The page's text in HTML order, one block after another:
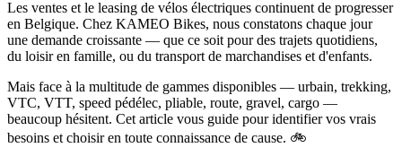
Les ventes et le leasing de vélos électriques continuent de progresser
en Belgique. Chez KAMEO Bikes, nous constatons chaque jour
une demande croissante — que ce soit pour des trajets quotidiens,
du loisir en famille, ou du transport de marchandises et d'enfants.
Mais face à la multitude de gammes disponibles — urbain, trekking,
VTC, VTT, speed pédélec, pliable, route, gravel, cargo —
beaucoup hésitent. Cet article vous guide pour identifier vos vrais
besoins et choisir en toute connaissance de cause. 🚲